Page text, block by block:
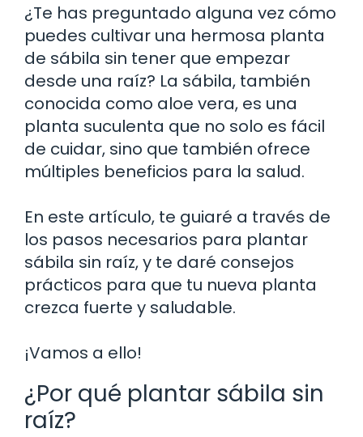
¿Te has preguntado alguna vez cómo
puedes cultivar una hermosa planta
de sábila sin tener que empezar
desde una raíz? La sábila, también
conocida como aloe vera, es una
planta suculenta que no solo es fácil
de cuidar, sino que también ofrece
múltiples beneficios para la salud.
En este artículo, te guiaré a través de
los pasos necesarios para plantar
sábila sin raíz, y te daré consejos
prácticos para que tu nueva planta
crezca fuerte y saludable.
¡Vamos a ello!
¿Por qué plantar sábila sin
raíz?